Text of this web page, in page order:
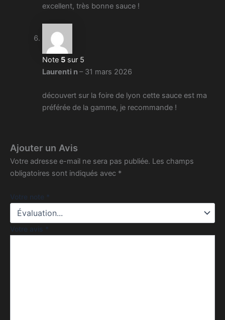
excellent, très bonne sauce !
Note 5sur 5
Laurenti n – 31 mars 2026
découvert sur la foire de lyon cette sauce est ma
préférée de la gamme, je recommande !
Ajouter un Avis
Votre adresse e-mail ne sera pas publiée. Les champs
obligatoires sont indiqués avec *
Votre note *
Votre avis *